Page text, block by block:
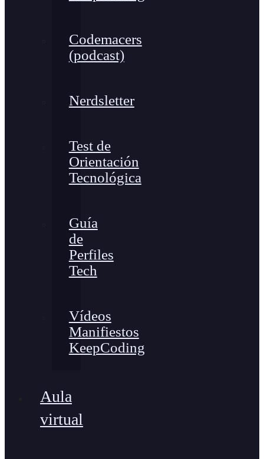
Codemacers
(podcast)
Nerdsletter
Test de
Orientación
Tecnológica
Guía
de
Perfiles
Tech
Vídeos
Manifiestos
KeepCoding
Aula
virtual